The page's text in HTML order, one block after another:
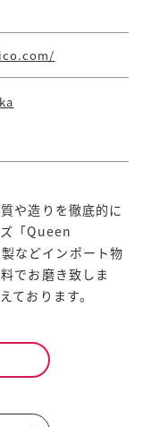
や造りを徹底的に
「Queen
などインポート物
でお磨き致しま
ております。